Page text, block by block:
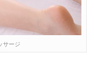
サージ